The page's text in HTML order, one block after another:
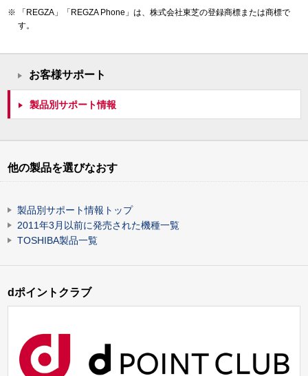
「REGZA」「REGZA Phone」は、株式会社東芝の登録商標または商標で
す。
お客様サポート
製品別サポート情報
他の製品を選びなおす
製品別サポート情報トップ
2011年3月以前に発売された機種一覧
TOSHIBA製品一覧
dポイントクラブ